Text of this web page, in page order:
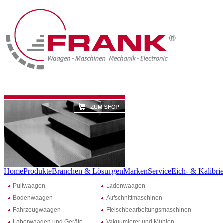
HomeProdukteBranchen & LösungenMarkenServiceEich- &
Pultwaagen
Bodenwaagen
Fahrzeugwaagen
Laborwaagen und Geräte
Ladenwaagen
Aufschnittmaschinen
Fleischbearbeitungsmaschinen
Vakuumierer und Mühlen